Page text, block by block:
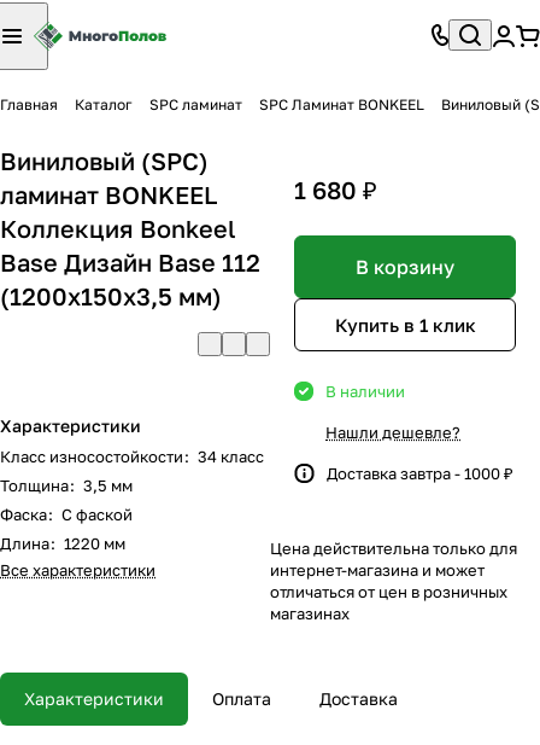
Главная Каталог SPC ламинат SPC Ламинат BONKEEL Виниловый
Виниловый (SPC)
ламинат BONKEEL
Коллекция Bonkeel
Base Дизайн Base 112
(1200х150х3,5 мм)
Характеристики
Класс износостойкости: 34 класс
Толщина: 3,5 мм
Фаска: С фаской
Длина: 1220 мм
Все характеристики
1 680 ₽
В корзину
Купить в 1 клик
В наличии
Нашли дешевле?
Доставка завтра - 1000 ₽
Цена действительна только для
интернет-магазина и может
отличаться от цен в розничных
магазинах
Характеристики Оплата Доставка